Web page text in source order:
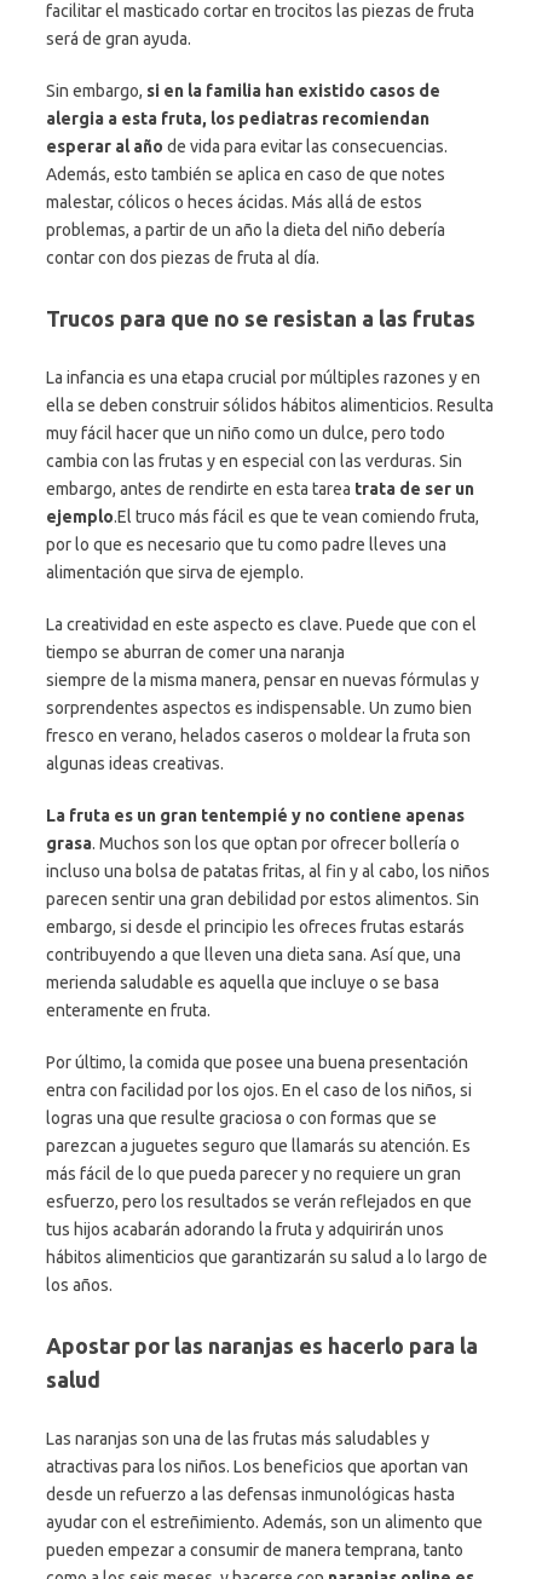
facilitar el masticado cortar en trocitos las piezas de fruta
será de gran ayuda.
Sin embargo, si en la familia han existido casos de
alergia a esta fruta, los pediatras recomiendan
esperar al año de vida para evitar las consecuencias.
Además, esto también se aplica en caso de que notes
malestar, cólicos o heces ácidas. Más allá de estos
problemas, a partir de un año la dieta del niño debería
contar con dos piezas de fruta al día.
Trucos para que no se resistan a las frutas
La infancia es una etapa crucial por múltiples razones y en
ella se deben construir sólidos hábitos alimenticios. Resulta
muy fácil hacer que un niño como un dulce, pero todo
cambia con las frutas y en especial con las verduras. Sin
embargo, antes de rendirte en esta tarea trata de ser un
ejemplo.El truco más fácil es que te vean comiendo fruta,
por lo que es necesario que tu como padre lleves una
alimentación que sirva de ejemplo.
La creatividad en este aspecto es clave. Puede que con el
tiempo se aburran de comer una naranja
siempre de la misma manera, pensar en nuevas fórmulas y
sorprendentes aspectos es indispensable. Un zumo bien
fresco en verano, helados caseros o moldear la fruta son
algunas ideas creativas.
La fruta es un gran tentempié y no contiene apenas
grasa. Muchos son los que optan por ofrecer bollería o
incluso una bolsa de patatas fritas, al fin y al cabo, los niños
parecen sentir una gran debilidad por estos alimentos. Sin
embargo, si desde el principio les ofreces frutas estarás
contribuyendo a que lleven una dieta sana. Así que, una
merienda saludable es aquella que incluye o se basa
enteramente en fruta.
Por último, la comida que posee una buena presentación
entra con facilidad por los ojos. En el caso de los niños, si
logras una que resulte graciosa o con formas que se
parezcan a juguetes seguro que llamarás su atención. Es
más fácil de lo que pueda parecer y no requiere un gran
esfuerzo, pero los resultados se verán reflejados en que
tus hijos acabarán adorando la fruta y adquirirán unos
hábitos alimenticios que garantizarán su salud a lo largo de
los años.
Apostar por las naranjas es hacerlo para la
salud
Las naranjas son una de las frutas más saludables y
atractivas para los niños. Los beneficios que aportan van
desde un refuerzo a las defensas inmunológicas hasta
ayudar con el estreñimiento. Además, son un alimento que
pueden empezar a consumir de manera temprana, tanto